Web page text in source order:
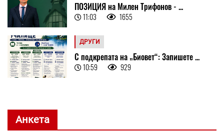
ПОЗИЦИЯ на Милен Трифонов - ...
11:03 1655
ДРУГИ
С подкрепата на „Биовет“: Запишете ...
10:59 929
Анкета